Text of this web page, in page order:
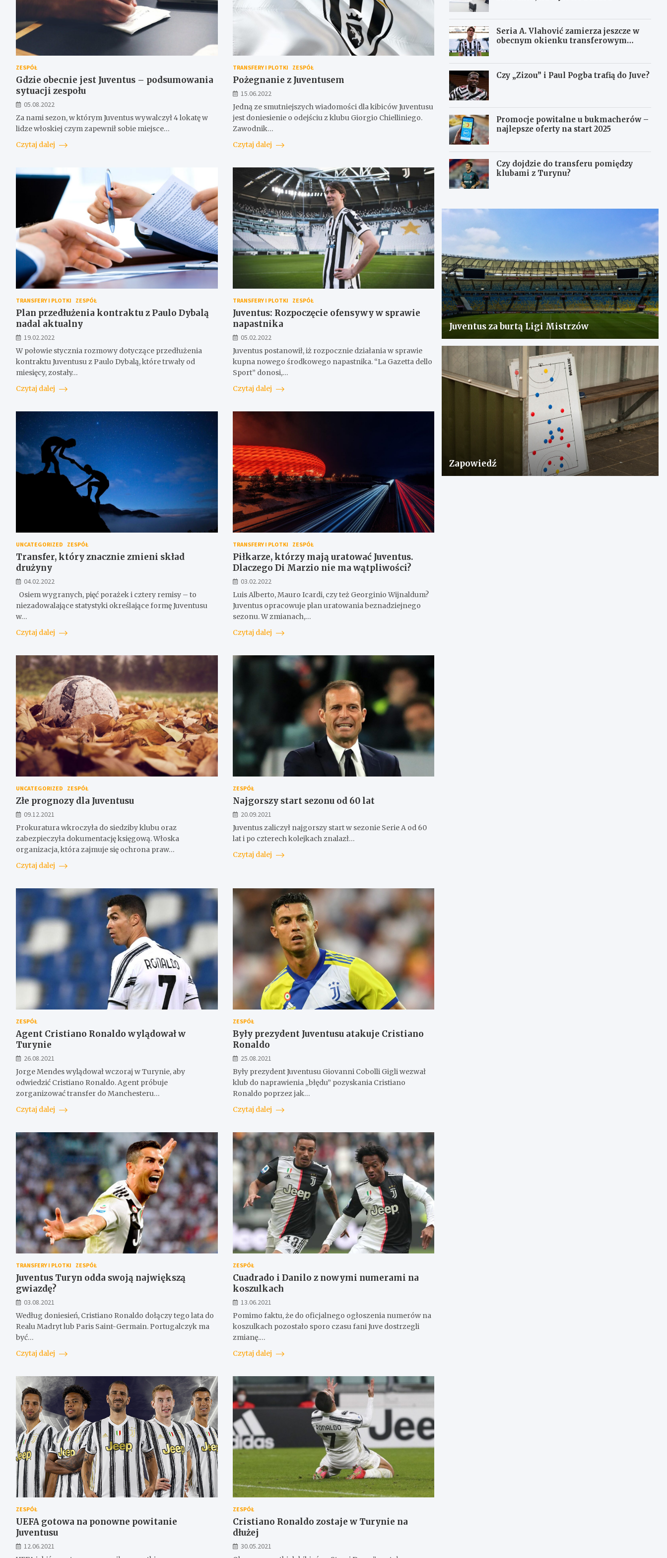
ZESPÓŁ
Gdzie obecnie jest Juventus – podsumowania
sytuacji zespołu
05.08.2022
Za nami sezon, w którym Juventus wywalczył 4 lokatę w
lidze włoskiej czym zapewnił sobie miejsce…
Czytaj dalej
TRANSFERY I PLOTKI ZESPÓŁ
Pożegnanie z Juventusem
15.06.2022
Jedną ze smutniejszych wiadomości dla kibiców Juventusu
jest doniesienie o odejściu z klubu Giorgio Chielliniego.
Zawodnik…
Czytaj dalej
TRANSFERY I PLOTKI ZESPÓŁ
Plan przedłużenia kontraktu z Paulo Dybalą
nadal aktualny
19.02.2022
W połowie stycznia rozmowy dotyczące przedłużenia
kontraktu Juventusu z Paulo Dybalą, które trwały od
miesięcy, zostały…
Czytaj dalej
TRANSFERY I PLOTKI ZESPÓŁ
Juventus: Rozpoczęcie ofensywy w sprawie
napastnika
05.02.2022
Juventus postanowił, iż rozpocznie działania w sprawie
kupna nowego środkowego napastnika. “La Gazetta dello
Sport” donosi,…
Czytaj dalej
UNCATEGORIZED ZESPÓŁ
Transfer, który znacznie zmieni skład
drużyny
04.02.2022
Osiem wygranych, pięć porażek i cztery remisy – to
niezadowalające statystyki określające formę Juventusu
w…
Czytaj dalej
TRANSFERY I PLOTKI ZESPÓŁ
Piłkarze, którzy mają uratować Juventus.
Dlaczego Di Marzio nie ma wątpliwości?
03.02.2022
Luis Alberto, Mauro Icardi, czy też Georginio Wijnaldum?
Juventus opracowuje plan uratowania beznadziejnego
sezonu. W zmianach,…
Czytaj dalej
UNCATEGORIZED ZESPÓŁ
Złe prognozy dla Juventusu
09.12.2021
Prokuratura wkroczyła do siedziby klubu oraz
zabezpieczyła dokumentację księgową. Włoska
organizacja, która zajmuje się ochrona praw…
Czytaj dalej
ZESPÓŁ
Najgorszy start sezonu od 60 lat
20.09.2021
Juventus zaliczył najgorszy start w sezonie Serie A od 60
lat i po czterech kolejkach znalazł…
Czytaj dalej
ZESPÓŁ
Agent Cristiano Ronaldo wylądował w
Turynie
26.08.2021
Jorge Mendes wylądował wczoraj w Turynie, aby
odwiedzić Cristiano Ronaldo. Agent próbuje
zorganizować transfer do Manchesteru…
Czytaj dalej
ZESPÓŁ
Były prezydent Juventusu atakuje Cristiano
Ronaldo
25.08.2021
Były prezydent Juventusu Giovanni Cobolli Gigli wezwał
klub do naprawienia „błędu” pozyskania Cristiano
Ronaldo poprzez jak…
Czytaj dalej
TRANSFERY I PLOTKI ZESPÓŁ
Juventus Turyn odda swoją największą
gwiazdę?
03.08.2021
Według doniesień, Cristiano Ronaldo dołączy tego lata do
Realu Madryt lub Paris Saint-Germain. Portugalczyk ma
być…
Czytaj dalej
ZESPÓŁ
Cuadrado i Danilo z nowymi numerami na
koszulkach
13.06.2021
Pomimo faktu, że do oficjalnego ogłoszenia numerów na
koszulkach pozostało sporo czasu fani Juve dostrzegli
zmianę.…
Czytaj dalej
ZESPÓŁ
UEFA gotowa na ponowne powitanie
Juventusu
12.06.2021
ZESPÓŁ
Cristiano Ronaldo zostaje w Turynie na
dłużej
30.05.2021
Seria A. Vlahović zamierza jeszcze w
obecnym okienku transferowym
Czy „Zizou” i Paul Pogba trafią do Juve?
Promocje powitalne u bukmacherów –
najlepsze oferty na start 2025
Czy dojdzie do transferu pomiędzy
klubami z Turynu?
Juventus za burtą Ligi Mistrzów
Zapowiedź